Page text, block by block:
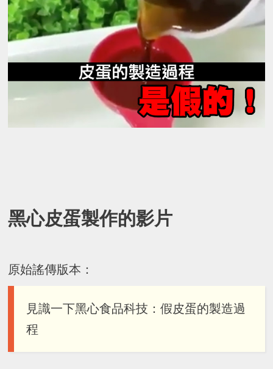
黑心皮蛋製作的影片
原始謠傳版本：
見識一下黑心食品科技：假皮蛋的製造過
程